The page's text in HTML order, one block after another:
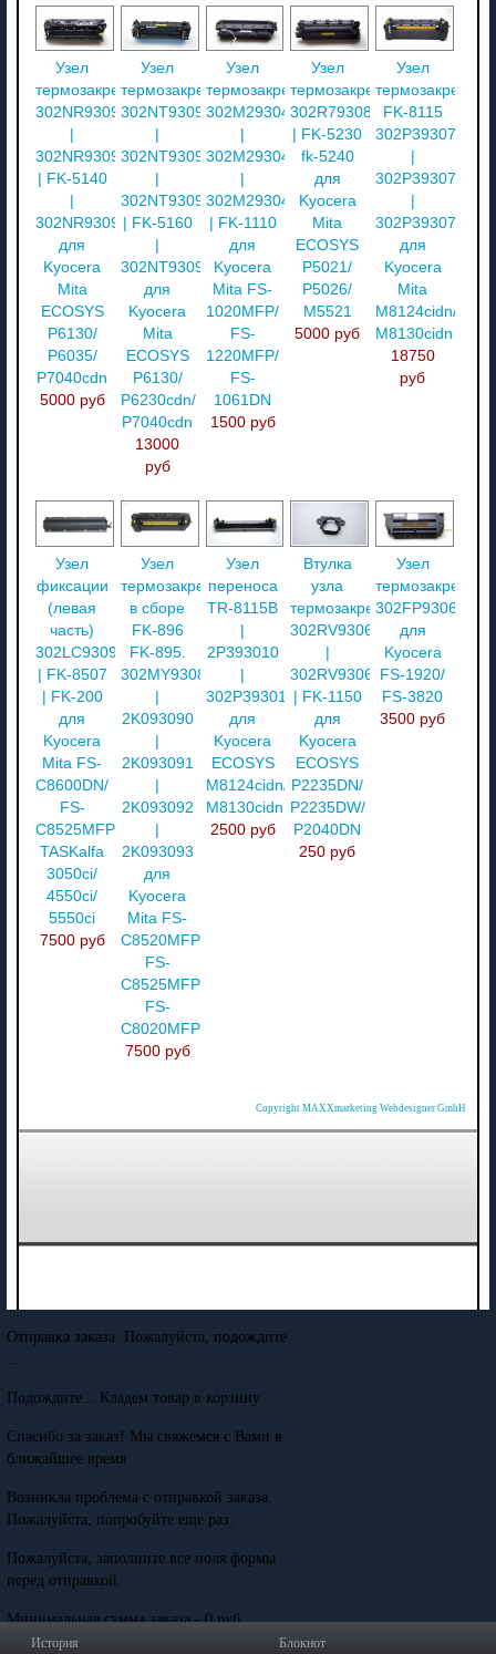
Узел
термозакрепления
302NR93090
302NR93091
| FK-5140
302NR93092
для
Kyocera
Mita
ECOSYS
P6130/
P6035/
P7040cdn
5000 руб
Узел
термозакрепления
302NT93091
302NT93092
302NT93090
| FK-5160
302NT93093
для
Kyocera
Mita
ECOSYS
P6130/
P6230cdn/
P7040cdn
13000
руб
Узел
термозакрепления
302M293042
302M293041
302M293040
| FK-1110
для
Kyocera
Mita FS-
1020MFP/
FS-
1220MFP/
FS-
1061DN
1500 руб
Узел
термозакрепления
302R793080
| FK-5230
fk-5240
для
Kyocera
Mita
ECOSYS
P5021/
P5026/
M5521
5000 руб
Узел
FK-8115
302P393070
302P393071
302P393072
для
Kyocera
Mita
M8124cidn/
M8130cidn
18750
руб
Узел
фиксации
(левая
часть)
302LC93090
| FK-8507
| FK-200
для
Kyocera
Mita FS-
C8600DN/
FS-
C8525MFP/
TASKalfa
3050ci/
4550ci/
5550ci
7500 руб
Узел
термозакрепления
в сборе
FK-896
FK-895.
302MY93083
|
2K093090
|
2K093091
|
2K093092
|
2K093093
для
Kyocera
Mita FS-
C8520MFP/
FS-
C8525MFP/
FS-
C8020MFP
7500 руб
Узел
переноса
TR-8115B
|
2P393010
|
302P393010
для
Kyocera
ECOSYS
M8124cidn/
M8130cidn
2500 руб
Втулка
узла
термозакрепления
302RV93063
|
302RV93060
| FK-1150
для
Kyocera
ECOSYS
P2235DN/
P2235DW/
P2040DN
250 руб
Узел
302FP93061
для
Kyocera
FS-1920/
FS-3820
3500 руб
Copyright MAXXmarketing Webdesigner GmbH
История Блокнот
Отправка заказа. Пожалуйста, подождите
...
Подождите... Кладем товар в корзину
Спасибо за заказ! Мы свяжемся с Вами в
ближайшее время
Возникла проблема с отправкой заказа.
Пожалуйста, попробуйте еще раз.
Пожалуйста, заполните все поля формы
перед отправкой.
Минимальная сумма заказа - 0 руб.